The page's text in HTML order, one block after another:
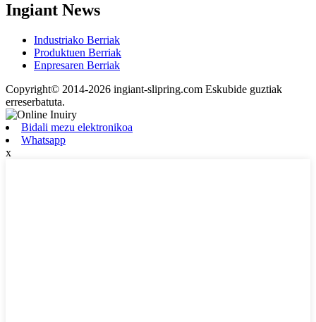
Ingiant News
Industriako Berriak
Produktuen Berriak
Enpresaren Berriak
Copyright© 2014-2026 ingiant-slipring.com Eskubide guztiak
erreserbatuta.
Bidali mezu elektronikoa
Whatsapp
x